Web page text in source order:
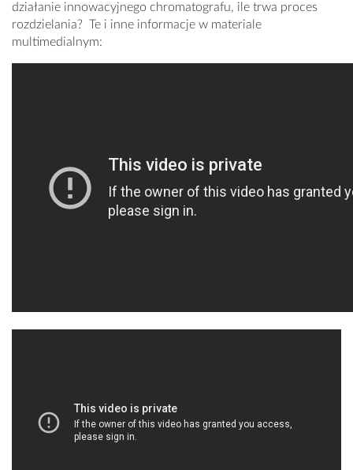
działanie innowacyjnego chromatografu, ile trwa proces
rozdzielania? Te i inne informacje w materiale
multimedialnym: